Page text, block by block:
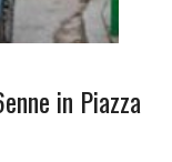
in Piazza